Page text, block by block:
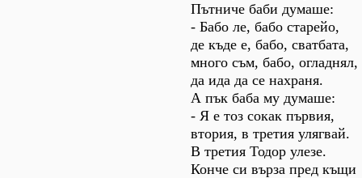
Пътниче баби думаше:
- Бабо ле, бабо старейо,
де къде е, бабо, сватбата,
много съм, бабо, огладнял,
да ида да се нахраня.
А пък баба му думаше:
- Я е тоз сокак първия,
втория, в третия улягвай.
В третия Тодор улезе.
Конче си върза пред къщи